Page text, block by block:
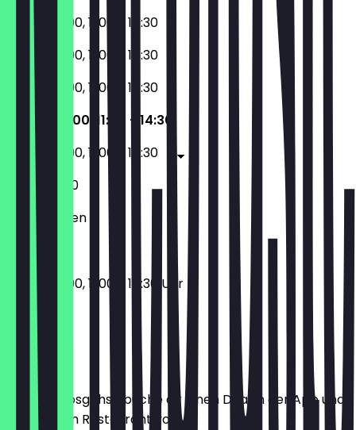
17:00 - 23:00, 11:00 - 14:30
17:00 - 23:00, 11:00 - 14:30
17:00 - 23:00, 11:00 - 14:30
17:00 - 23:00, 11:00 - 14:30
17:00 - 23:00, 11:00 - 14:30
11:00 - 23:00
Geschlossen
17:00 - 23:00, 11:00 - 14:30 Uhr
Bevor du losgehst, buche dir einen Deal in der App und
zeige ihn im Restaurant vor.